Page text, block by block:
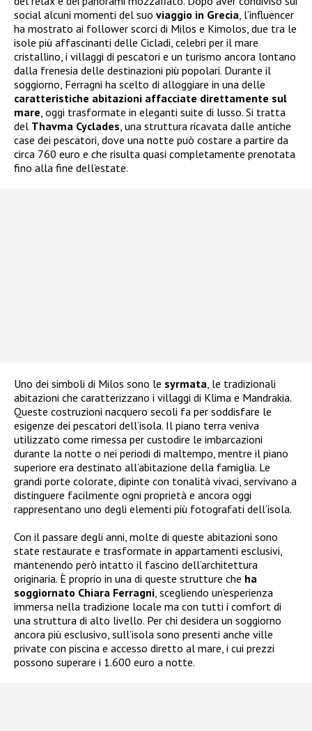
social alcuni momenti del suo viaggio in Grecia , l’influencer
ha mostrato ai follower scorci di Milos e Kimolos, due tra le
isole più affascinanti delle Cicladi, celebri per il mare
cristallino, i villaggi di pescatori e un turismo ancora lontano
dalla frenesia delle destinazioni più popolari. Durante il
soggiorno, Ferragni ha scelto di alloggiare in una delle
caratteristiche abitazioni affacciate direttamente sul
mare , oggi trasformate in eleganti suite di lusso. Si tratta
del Thavma Cyclades , una struttura ricavata dalle antiche
case dei pescatori, dove una notte può costare a partire da
circa 760 euro e che risulta quasi completamente prenotata
fino alla fine dell’estate.
Uno dei simboli di Milos sono le syrmata , le tradizionali
abitazioni che caratterizzano i villaggi di Klima e Mandrakia.
Queste costruzioni nacquero secoli fa per soddisfare le
esigenze dei pescatori dell’isola. Il piano terra veniva
utilizzato come rimessa per custodire le imbarcazioni
durante la notte o nei periodi di maltempo, mentre il piano
superiore era destinato all’abitazione della famiglia. Le
grandi porte colorate, dipinte con tonalità vivaci, servivano a
distinguere facilmente ogni proprietà e ancora oggi
rappresentano uno degli elementi più fotografati dell’isola.
Con il passare degli anni, molte di queste abitazioni sono
state restaurate e trasformate in appartamenti esclusivi,
mantenendo però intatto il fascino dell’architettura
originaria. È proprio in una di queste strutture che ha
soggiornato Chiara Ferragni , scegliendo un’esperienza
immersa nella tradizione locale ma con tutti i comfort di
una struttura di alto livello. Per chi desidera un soggiorno
ancora più esclusivo, sull’isola sono presenti anche ville
private con piscina e accesso diretto al mare, i cui prezzi
possono superare i 1.600 euro a notte.